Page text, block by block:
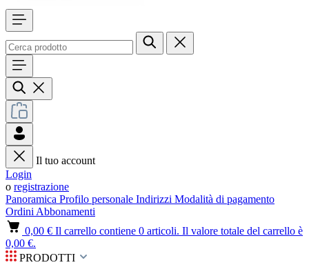
Il tuo account
Login
o registrazione
Panoramica Profilo personale Indirizzi Modalità di pagamento
Ordini Abbonamenti
0,00 € Il carrello contiene 0 articoli. Il valore totale del carrello è
0,00 €.
PRODOTTI